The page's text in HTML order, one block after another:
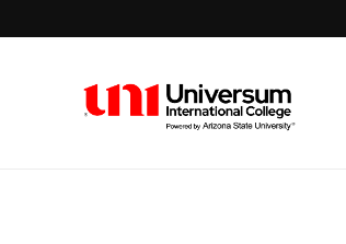
Universum University